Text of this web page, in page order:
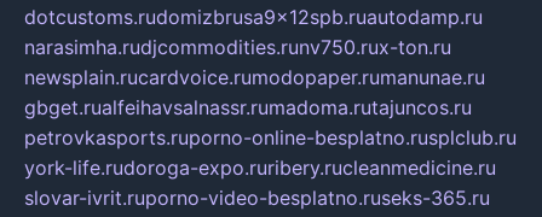
dotcustoms.rudomizbrusa9x12spb.ruautodamp.ru
narasimha.rudjcommodities.runv750.rux-ton.ru
newsplain.rucardvoice.rumodopaper.rumanunae.ru
gbget.rualfeihavsalnassr.rumadoma.rutajuncos.ru
petrovkasports.ruporno-online-besplatno.rusplclub.ru
york-life.rudoroga-expo.ruribery.rucleanmedicine.ru
slovar-ivrit.ruporno-video-besplatno.ruseks-365.ru